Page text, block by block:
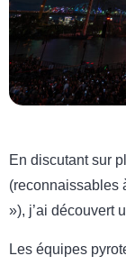
En discutant sur
(reconnaissables
»), j’ai découvert
Les équipes